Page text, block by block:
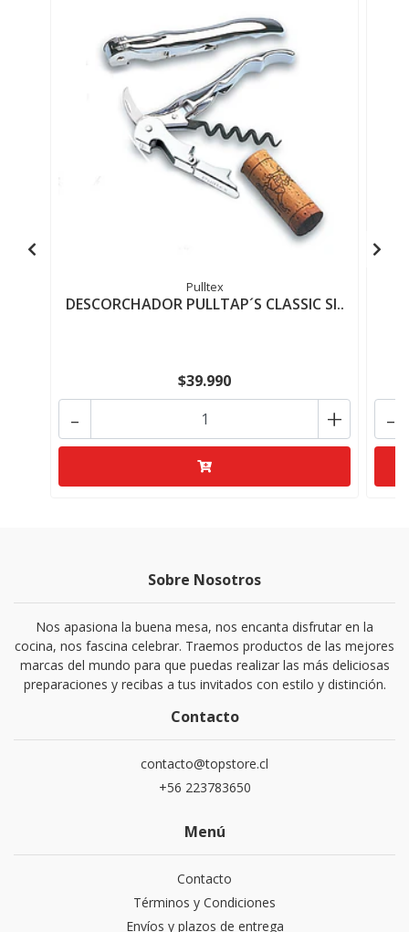
Pulltex
DESCORCHADOR PULLTAP´S CLASSIC SI..
$39.990
+
- -
Sobre Nosotros
Nos apasiona la buena mesa, nos encanta disfrutar en la
cocina, nos fascina celebrar. Traemos productos de las mejores
marcas del mundo para que puedas realizar las más deliciosas
preparaciones y recibas a tus invitados con estilo y distinción.
Contacto
contacto@topstore.cl
+56 223783650
Menú
Contacto
Términos y Condiciones
Envíos y plazos de entrega